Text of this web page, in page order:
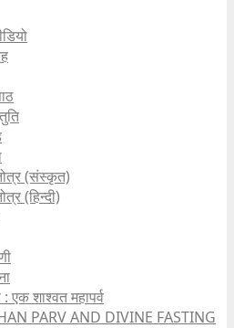
(संस्कृत)
(हिन्दी)
एक शाश्वत महापर्व
PARV AND DIVINE FASTING